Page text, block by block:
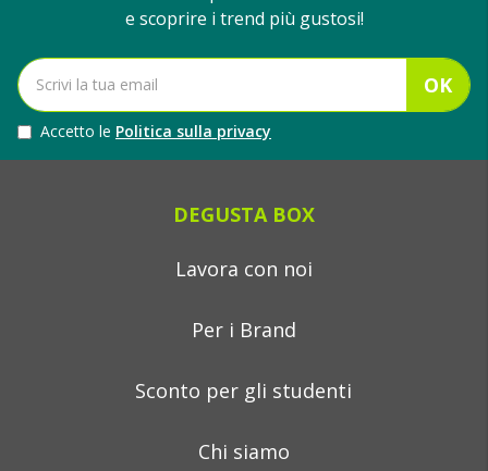
e scoprire i trend più gustosi!
OK
Accetto le Politica sulla privacy
DEGUSTA BOX
Lavora con noi
Per i Brand
Sconto per gli studenti
Chi siamo